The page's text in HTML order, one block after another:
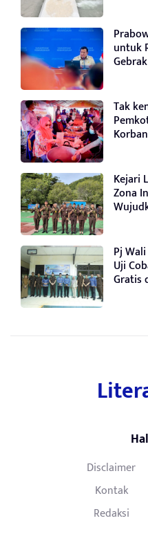
untuk
Tak
Kejari
Zona
Pj
Uji
Gratis
Disclaimer
Kontak
Redaksi